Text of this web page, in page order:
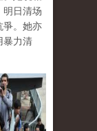
明日清场
爭。她亦
暴力清